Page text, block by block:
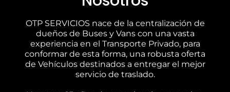
OTP SERVICIOS nace de la centralización de
dueños de Buses y Vans con una vasta
experiencia en el Transporte Privado, para
conformar de esta forma, una robusta oferta
de Vehículos destinados a entregar el mejor
servicio de traslado.